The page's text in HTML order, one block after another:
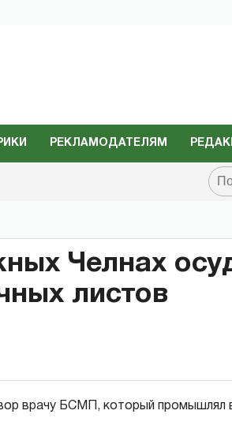
РЕКЛАМОДАТЕЛЯМ
Челнах
листов
врачу БСМП, который промышлял